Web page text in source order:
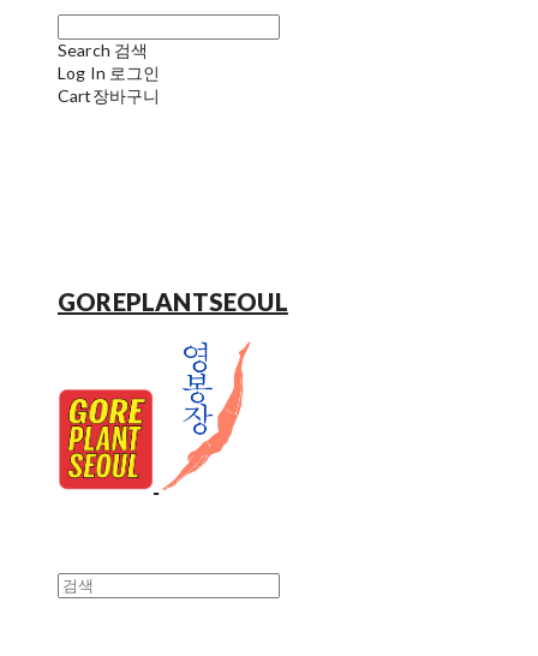
Search 검색
Log In 로그인
Cart장바구니
GOREPLANTSEOUL